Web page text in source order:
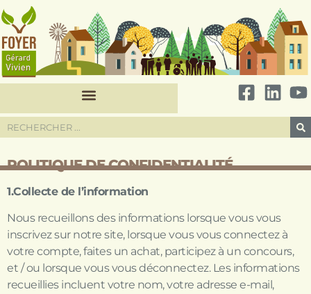
POLITIQUE DE CONFIDENTIALITÉ
1.Collecte de l’information
Nous recueillons des informations lorsque vous vous
inscrivez sur notre site, lorsque vous vous connectez à
votre compte, faites un achat, participez à un concours,
et / ou lorsque vous vous déconnectez. Les informations
recueillies incluent votre nom, votre adresse e-mail,